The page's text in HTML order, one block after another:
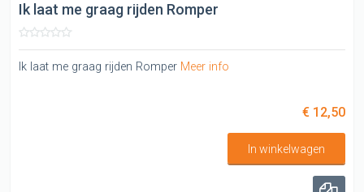
Ik laat me graag rijden Romper
Ik laat me graag rijden Romper Meer info
€ 12,50
In winkelwagen